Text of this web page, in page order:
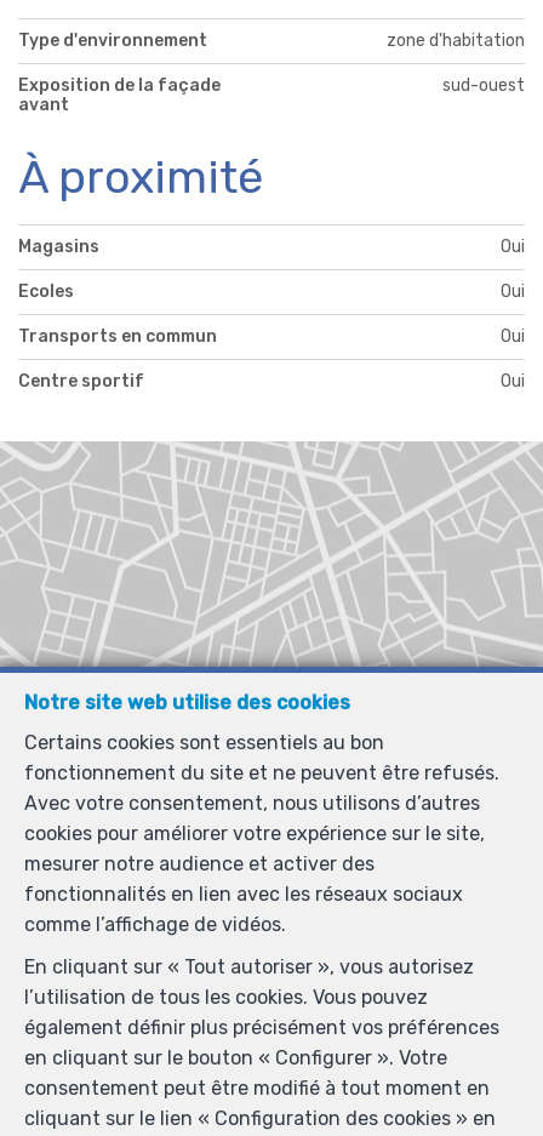
Type d'environnement zone d'habitation
Exposition de la façade
avant
sud-ouest
À proximité
Magasins Oui
Ecoles Oui
Transports en commun Oui
Centre sportif Oui
Notre site web utilise des cookies
Certains cookies sont essentiels au bon
fonctionnement du site et ne peuvent être refusés.
Avec votre consentement, nous utilisons d’autres
cookies pour améliorer votre expérience sur le site,
mesurer notre audience et activer des
fonctionnalités en lien avec les réseaux sociaux
comme l’affichage de vidéos.
En cliquant sur « Tout autoriser », vous autorisez
l’utilisation de tous les cookies. Vous pouvez
également définir plus précisément vos préférences
en cliquant sur le bouton « Configurer ». Votre
consentement peut être modifié à tout moment en
cliquant sur le lien « Configuration des cookies » en